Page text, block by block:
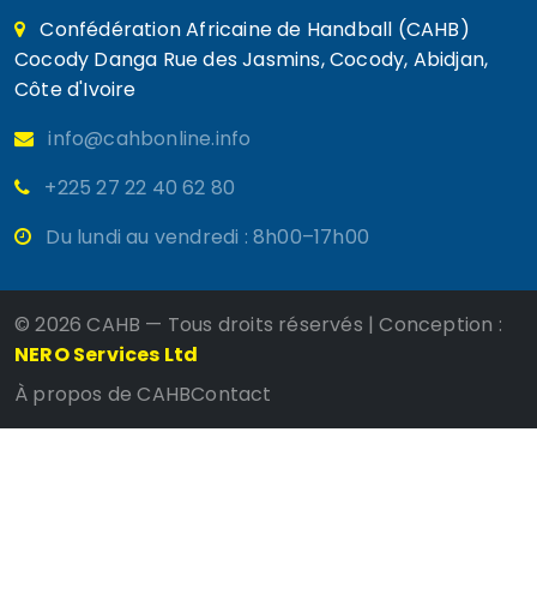
Confédération Africaine de Handball (CAHB)
Cocody Danga Rue des Jasmins, Cocody, Abidjan,
Côte d'Ivoire
info@cahbonline.info
+225 27 22 40 62 80
Du lundi au vendredi : 8h00–17h00
©2026 CAHB — Tous droits réservés | Conception :
NERO Services Ltd
À propos de CAHBContact